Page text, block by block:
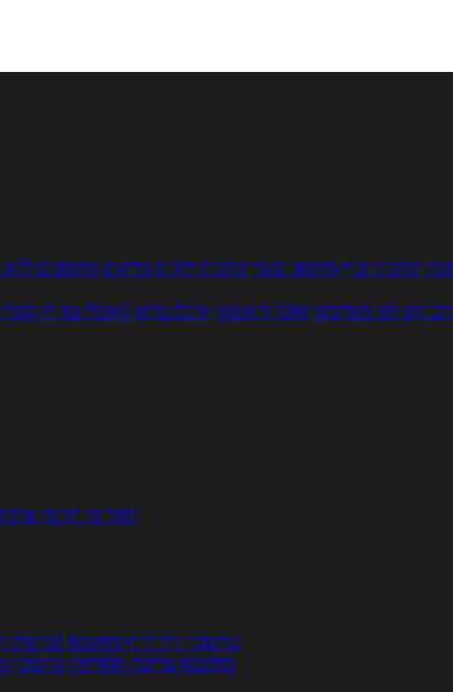
מתכוני עוף מתכוני בשר מתכוני ילדים מרקים מתכונים ללא
לפי מצרכים אוכל דיאטטי אוכל בריא מאכלי עדות
תפריטי תזונה
מחשבון קלוריות מחשבון שריפת
מחשבון צריכת קלוריות מחשבון